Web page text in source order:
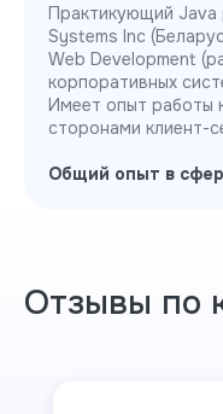
Практикующий Java
Systems Inc
Web Development
корпоративных
Имеет опыт работы
сторонами клиент-
Общий опыт в
Отзывы по